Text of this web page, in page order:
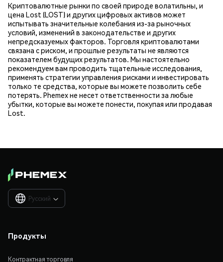
Криптовалютные рынки по своей природе волатильны, и
цена Lost (LOST) и других цифровых активов может
испытывать значительные колебания из-за рыночных
условий, изменений в законодательстве и других
непредсказуемых факторов. Торговля криптовалютами
связана с риском, и прошлые результаты не являются
показателем будущих результатов. Мы настоятельно
рекомендуем вам проводить тщательные исследования,
применять стратегии управления рисками и инвестировать
только те средства, которые вы можете позволить себе
потерять. Phemex не несет ответственности за любые
убытки, которые вы можете понести, покупая или продавая
Lost.
Русский 
Продукты
Контрактная торговля